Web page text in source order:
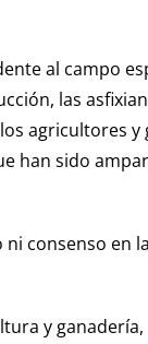
al campo
las
agricultores
sido
consenso en
y